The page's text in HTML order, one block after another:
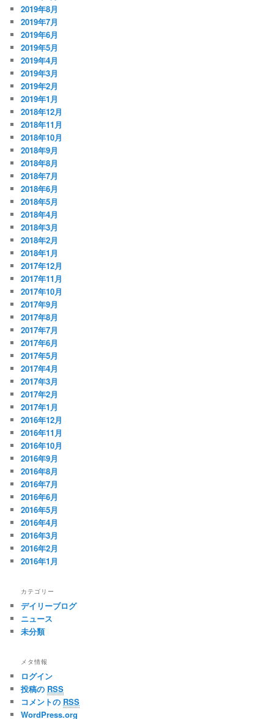
2019年8月
2019年7月
2019年6月
2019年5月
2019年4月
2019年3月
2019年2月
2019年1月
2018年12月
2018年11月
2018年10月
2018年9月
2018年8月
2018年7月
2018年6月
2018年5月
2018年4月
2018年3月
2018年2月
2018年1月
2017年12月
2017年11月
2017年10月
2017年9月
2017年8月
2017年7月
2017年6月
2017年5月
2017年4月
2017年3月
2017年2月
2017年1月
2016年12月
2016年11月
2016年10月
2016年9月
2016年8月
2016年7月
2016年6月
2016年5月
2016年4月
2016年3月
2016年2月
2016年1月
カテゴリー
デイリーブログ
ニュース
未分類
メタ情報
ログイン
投稿の RSS
コメントの RSS
WordPress.org